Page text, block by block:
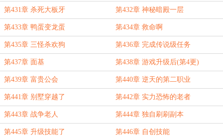
第431章 杀死大板牙 第432章 神秘暗殿一层
第433章 鸭蛋变龙蛋 第434章 救命啊
第435章 三怪杀欢狗 第436章 完成传说级任务
第437章 面基 第438章 游戏升级后(第4更)
第439章 富贵公会 第440章 逆天的第二职业
第441章 别墅穿越了 第442章 实力恐怖的老者
第443章 战争老人 第444章 独自刷刷副本
第445章 升级技能了 第446章 自创技能